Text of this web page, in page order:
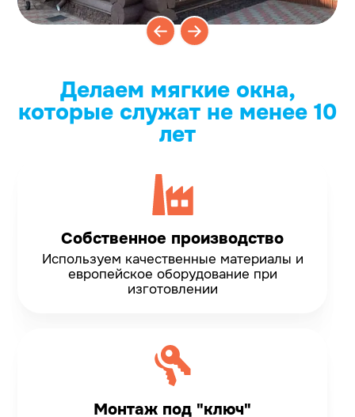
Делаем мягкие окна,
которые служат не менее 10
лет
Собственное производство
Используем качественные материалы и
европейское оборудование при
изготовлении
Монтаж под "ключ"